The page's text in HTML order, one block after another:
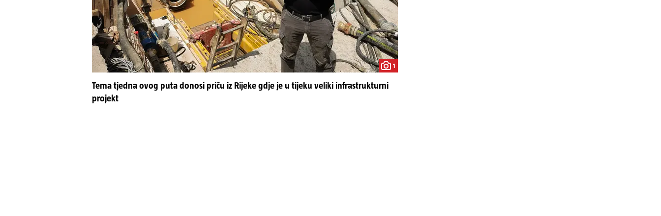
1
Tema tjedna ovog puta donosi priču iz Rijeke gdje je u tijeku veliki infrastrukturni
projekt